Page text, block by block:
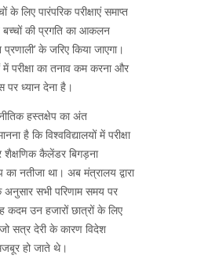
लिए पारंपरिक परीक्षाएं समाप्त
की प्रगति का आकलन
के जरिए किया जाएगा।
में परीक्षा का तनाव कम करना और
ध्यान देना है।
हस्तक्षेप का अंत
है कि विश्वविद्यालयों में परीक्षा
शैक्षणिक कैलेंडर बिगड़ना
का नतीजा था। अब मंत्रालय द्वारा
अनुसार सभी परिणाम समय पर
कदम उन हजारों छात्रों के लिए
सत्र देरी के कारण विदेश
हो जाते थे।